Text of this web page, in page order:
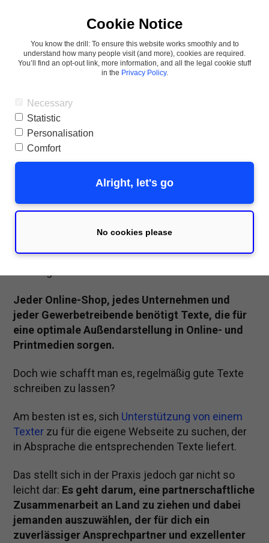
Du willst deine Texte schreiben
lassen? Vermeide diese 10 Fehler!
Tolle Texte können Menschen begeistern,
emotional berühren und sogar Produkte und
Dienstleistungen verkaufen.
Kein Wunder also, dass gute Texter von allen
Jeder Online-Shop, jedes Unternehmen und
jeder Gewerbetreibende benötigt Texte, die für
eine optimale Außendarstellung in Online- und
Printmedien sorgen.
Doch wie schafft man es, regelmäßig gute Texte
schreiben zu lassen?
Am besten ist es, sich Unterstützung von einem
Texter zu für die eigene Webseite zu suchen, der
in Absprache die entsprechenden Texte liefert.
Das stellt sich in der Praxis jedoch gar nicht so
leicht dar: Es geht darum, eine partnerschaftliche
Zusammenarbeit an Land zu ziehen und dabei
jemanden auszuwählen, der für dich ein
zuverlässiger Ansprechpartner und exzellenter
Cookie Notice
You know the drill: To ensure this website works smoothly and to
understand how many people visit (and more), cookies are required.
You’ll find an opt-out link, more information, and all the legal cookie stuff
in the Privacy Policy.
Necessary
Statistic
Personalisation
Comfort
Alright, let's go
No cookies please